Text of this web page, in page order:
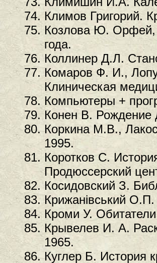
Климов Григорий.
Козлова Ю. Орфей,
года.
Коллинер Д.Л.
Комаров Ф. И.,
Клиническая
Компьютеры +
Конен В.
Коркина М.В.,
1995.
Коротков С.
Продюссерский
Косидовский З.
Крижанiвський
Кроми У.
Крывелев И. А.
1965.
Куглер Б. История